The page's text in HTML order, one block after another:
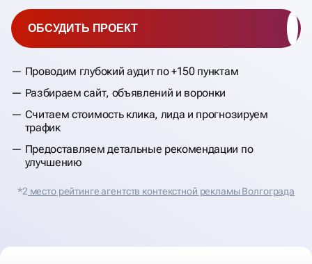
Проводим глубокий аудит по +150 пунктам
Разбираем сайт, объявлений и воронки
Считаем стоимость клика, лида и прогнозируем
трафик
Предоставляем детальные рекомендации по
улучшению
ОБСУДИТЬ ПРОЕКТ
*2 место рейтинге агентств контекстной рекламы Волгограда